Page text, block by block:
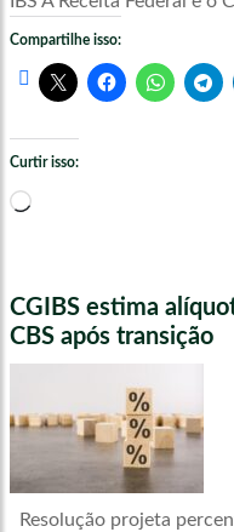
Compartilhe isso:
Curtir isso:
Carregando...
CGIBS estima
CBS após transição
Resolução projeta